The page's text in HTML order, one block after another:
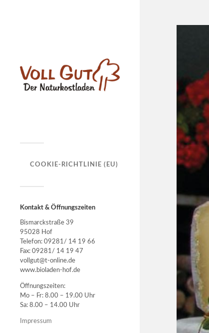
COOKIE-RICHTLINIE (EU)
Kontakt & Öffnungszeiten
Bismarckstraße 39
95028 Hof
Telefon: 09281/ 14 19 66
Fax: 09281/ 14 19 47
vollgut@t-online.de
www.bioladen-hof.de
Öffnungszeiten:
Mo – Fr: 8.00 – 19.00 Uhr
Sa: 8.00 – 14.00 Uhr
Impressum